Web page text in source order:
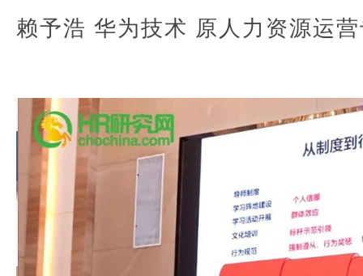
赖予浩 华为技术 原人力资源运